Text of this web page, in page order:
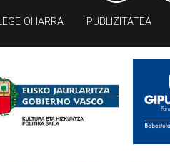
OHARRA PUBLIZITATEA